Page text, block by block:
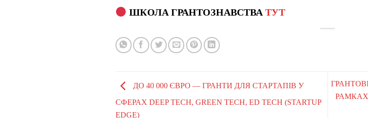
ШКОЛА ГРАНТОЗНАВСТВА ТУТ
ДО 40 000 ЄВРО — ГРАНТИ ДЛЯ СТАРТАПІВ У
СФЕРАХ DEEP TECH, GREEN TECH, ED TECH (STARTUP
EDGE)
РАМКАХ